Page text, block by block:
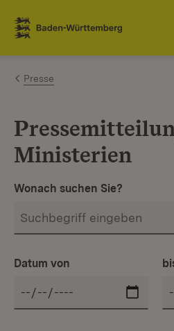
Zum Inhalt springen
Link zur Startseite
Presse
Ministerien
Wonach suchen Sie?
Datum von